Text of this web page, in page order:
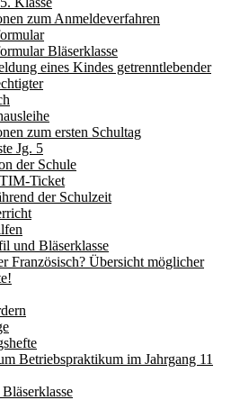
zum Anmeldeverfahren
Bläserklasse
eines Kindes getrenntlebender
zum ersten Schultag
Jg. 5
der Schule
Ticket
der Schulzeit
und Bläserklasse
Französisch? Übersicht möglicher
Betriebspraktikum im Jahrgang 11